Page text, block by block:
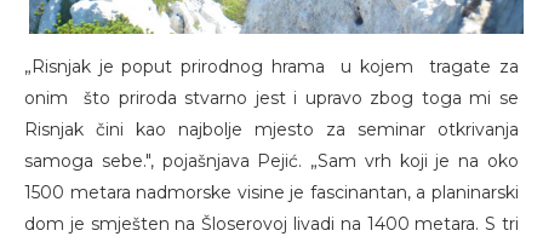
„Risnjak je poput prirodnog hrama u kojem tragate za
onim što priroda stvarno jest i upravo zbog toga mi se
Risnjak čini kao najbolje mjesto za seminar otkrivanja
samoga sebe.", pojašnjava Pejić. „Sam vrh koji je na oko
1500 metara nadmorske visine je fascinantan, a planinarski
dom je smješten na Šloserovoj livadi na 1400 metara. S tri